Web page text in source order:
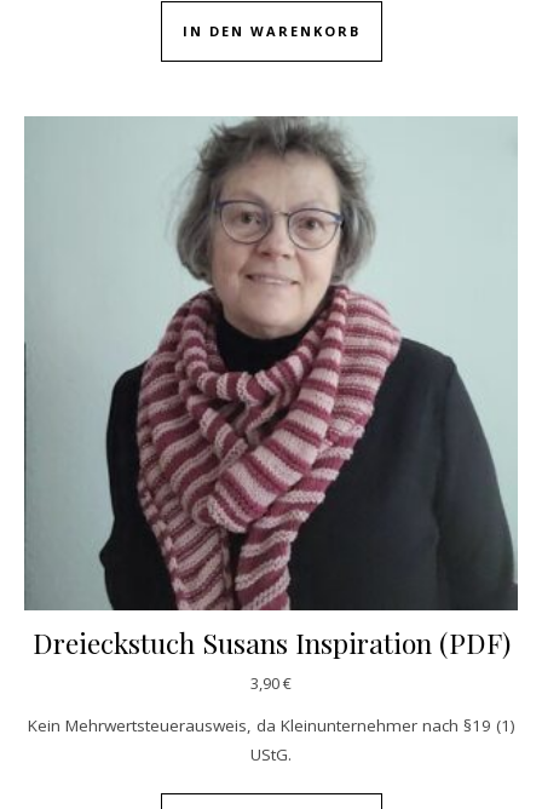
IN DEN WARENKORB
Dreieckstuch Susans Inspiration (PDF)
3,90€
Kein Mehrwertsteuerausweis, da Kleinunternehmer nach §19 (1)
UStG.